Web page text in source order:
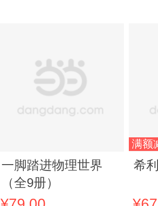
一脚踏进物理世界
（全9册）
满额
希